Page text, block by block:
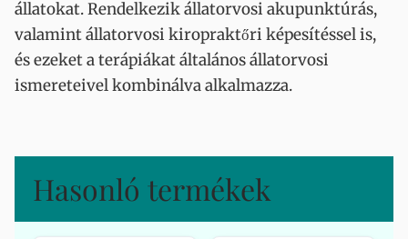
állatokat. Rendelkezik állatorvosi akupunktúrás,
valamint állatorvosi kiropraktőri képesítéssel is,
és ezeket a terápiákat általános állatorvosi
ismereteivel kombinálva alkalmazza.
Hasonló termékek